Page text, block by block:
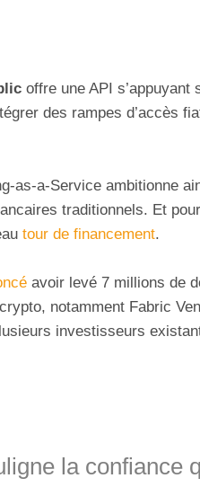
offre une API s’appuyant
des rampes d’accès
as-a-Service ambitionne
traditionnels. Et
tour de financement.
avoir levé 7 millions de
notamment Fabric
investisseurs
la confiance